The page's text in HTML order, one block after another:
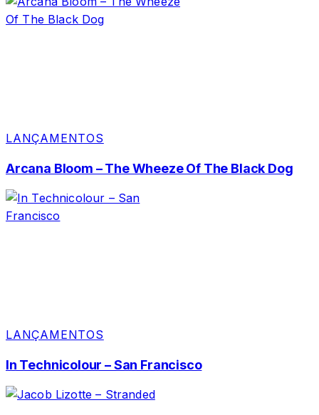
LANÇAMENTOS
Arcana Bloom – The Wheeze Of The Black Dog
LANÇAMENTOS
In Technicolour – San Francisco